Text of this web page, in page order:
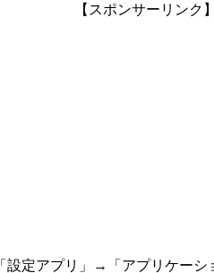
【スポンサーリンク】
設定アプリ」→「アプリケー